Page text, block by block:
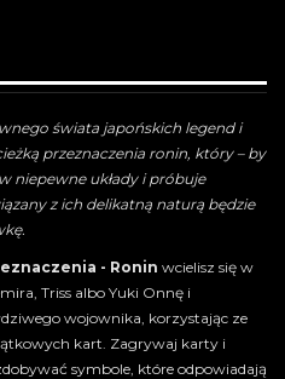
świata japońskich legend i
przeznaczenia ronin, który – by
niepewne układy i próbuje
z ich delikatną naturą będzie
- Ronin wcielisz się w
Triss albo Yuki Onnę i
wojownika, korzystając ze
kart. Zagrywaj karty i
symbole, które odpowiadają